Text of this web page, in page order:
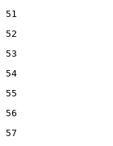
51
52
53
54
55
56
57